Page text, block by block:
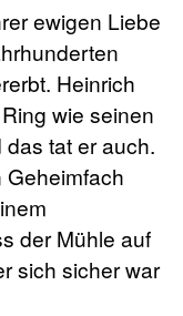
ewigen Liebe
Heinrich
wie seinen
tat er auch.
Geheimfach
der Mühle auf
sich sicher war